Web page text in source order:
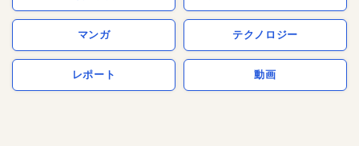
マンガ テクノロジー
レポート 動画